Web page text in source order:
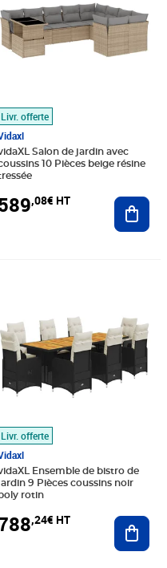
au panier
Livr. offerte
Salon de jardin avec
10 Pièces beige résine
,08€ HT
au panier
Livr. offerte
Ensemble de bistro de
9 Pièces coussins noir
rotin
,24€ HT